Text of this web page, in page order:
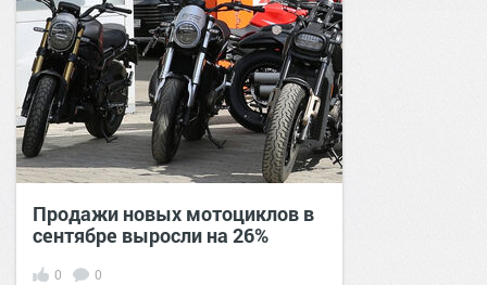
Продажи новых мотоциклов в
сентябре выросли на 26%
0 0